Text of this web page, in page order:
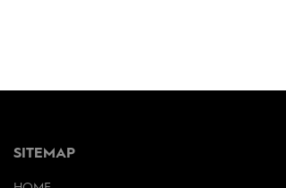
SITEMAP